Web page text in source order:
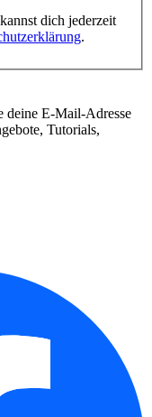
dich jederzeit
.
deine E-Mail-Adresse
Tutorials,